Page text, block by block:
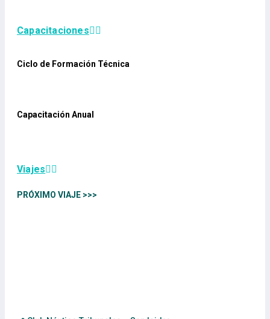
Capacitaciones
Ciclo de Formación Técnica
Capacitación Anual
Viajes
PRÓXIMO VIAJE >>>